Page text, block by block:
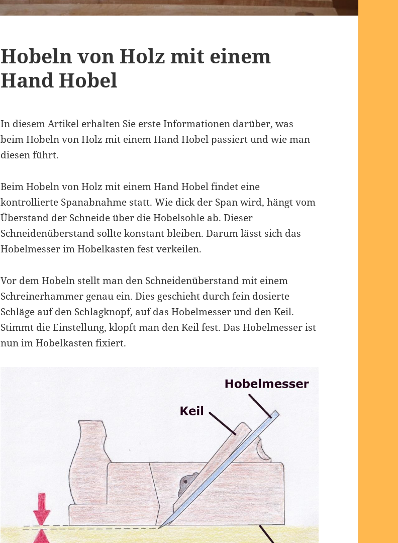
Hobeln von Holz mit einem
Hand Hobel
In diesem Artikel erhalten Sie erste Informationen darüber, was
beim Hobeln von Holz mit einem Hand Hobel passiert und wie man
diesen führt.
Beim Hobeln von Holz mit einem Hand Hobel findet eine
kontrollierte Spanabnahme statt. Wie dick der Span wird, hängt vom
Überstand der Schneide über die Hobelsohle ab. Dieser
Schneidenüberstand sollte konstant bleiben. Darum lässt sich das
Hobelmesser im Hobelkasten fest verkeilen.
Vor dem Hobeln stellt man den Schneidenüberstand mit einem
Schreinerhammer genau ein. Dies geschieht durch fein dosierte
Schläge auf den Schlagknopf, auf das Hobelmesser und den Keil.
Stimmt die Einstellung, klopft man den Keil fest. Das Hobelmesser ist
nun im Hobelkasten fixiert.